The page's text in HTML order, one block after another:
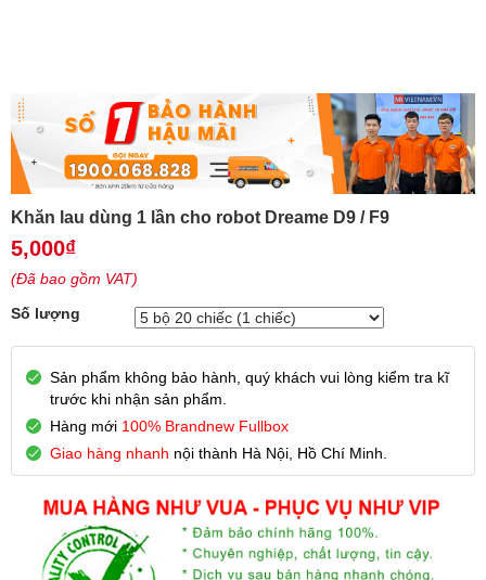
Khăn lau dùng 1 lần cho robot Dreame D9 / F9
5,000₫
(Đã bao gồm VAT)
Số lượng
Sản phẩm không bảo hành, quý khách vui lòng kiểm tra kĩ
trước khi nhận sản phẩm.
Hàng mới 100% Brandnew Fullbox
Giao hàng nhanh nội thành Hà Nội, Hồ Chí Minh.